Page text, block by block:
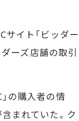
サイト「ビッダー
ダーズ店舗の取引
の購入者の情
まれていた。ク